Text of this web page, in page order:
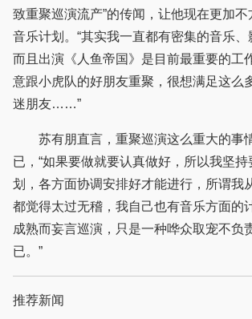
致重聚巡演流产”的传闻，让他现在更加
音乐计划。“其实我一直都有密集的音乐、
而且出演《人鱼帝国》是目前最重要的工
意跟小虎队的好朋友重聚，很想满足这么
迷朋友……”
苏有朋直言，重聚巡演这么重大的事
已，“如果要做就要认真做好，所以我坚
划，各方面协调安排好才能进行，所谓我
都觉得太过无稽，我自己也有音乐方面的
成熟而妄言巡演，只是一种哗众取宠不负
已。”
推荐新闻